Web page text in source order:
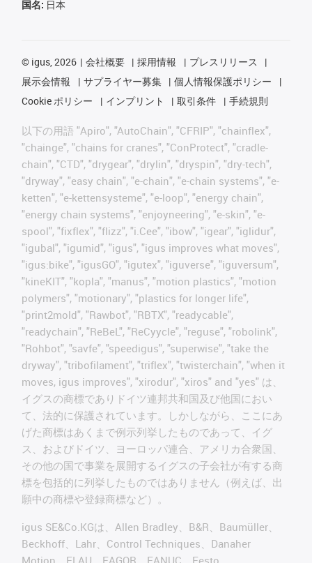
国名: 日本
© igus, 2026 会社概要 採用情報
プレスリリース
展示会情報
サプライヤー募集
個人情報保護ポリシー
Cookie ポリシー
インプリント 取引条件 手続規則
以下の用語 "Apiro", "AutoChain", "CFRIP", "chainflex",
"chainge", "chains for cranes", "ConProtect", "cradle-
chain", "CTD", "drygear", "drylin", "dryspin", "dry-tech",
"dryway", "easy chain", "e-chain", "e-chain systems", "e-
ketten", "e-kettensysteme", "e-loop", "energy chain",
"energy chain systems", "enjoyneering", "e-skin", "e-
spool", "fixflex", "flizz", "i.Cee", "ibow", "igear", "iglidur",
"igubal", "igumid", "igus", "igus improves what moves",
"igus:bike", "igusGO", "igutex", "iguverse", "iguversum",
"kineKIT", "kopla", "manus", "motion plastics", "motion
polymers", "motionary", "plastics for longer life",
"print2mold", "Rawbot", "RBTX", "readycable",
"readychain", "ReBeL", "ReCyycle", "reguse", "robolink",
"Rohbot", "savfe", "speedigus", "superwise", "take the
dryway", "tribofilament", "triflex", "twisterchain", "when it
moves, igus improves", "xirodur", "xiros" and "yes" は、
イグスの商標でありドイツ連邦共和国及び他国におい
て、法的に保護されています。しかしながら、ここにあ
げた商標はあくまで例示列挙したものであって、イグ
ス、およびドイツ、ヨーロッパ連合、アメリカ合衆国、
その他の国で事業を展開するイグスの子会社が有する商
標を包括的に列挙したものではありません（例えば、出
願中の商標や登録商標など）。
igus SE&Co.KGは、Allen Bradley、B&R、Baumüller、
Beckhoff、Lahr、Control Techniques、Danaher